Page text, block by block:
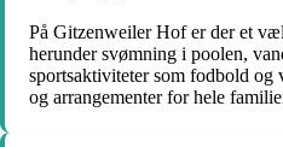
På Gitzenweiler Hof er der et
herunder svømning i poolen,
sportsaktiviteter som fodbold
og arrangementer for hele